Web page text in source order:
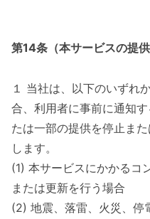
第14条（本サービスの提供
１ 当社は、以下のいずれ
合、利用者に事前に通知
たは一部の提供を停止ま
します。
(1) 本サービスにかかるコ
または更新を行う場合
(2) 地震、落雷、火災、停